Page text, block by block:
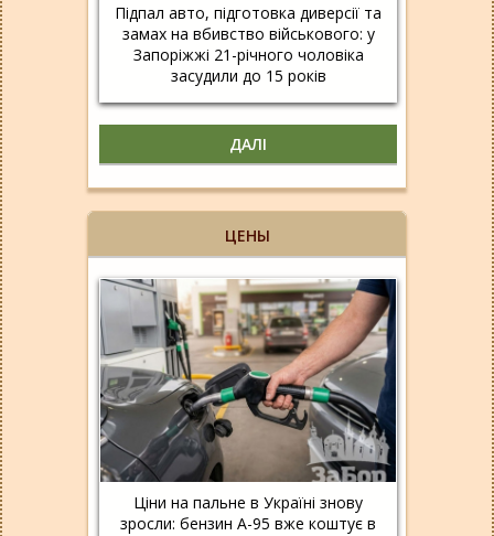
Підпал авто, підготовка диверсії та
замах на вбивство військового: у
Запоріжжі 21-річного чоловіка
засудили до 15 років
ДАЛІ
ЦЕНЫ
Ціни на пальне в Україні знову
зросли: бензин А-95 вже коштує в